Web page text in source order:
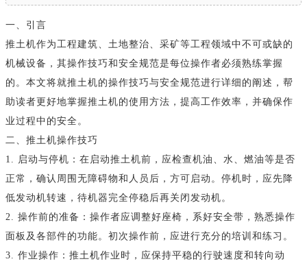
一、引言
推土机作为工程建筑、土地整治、采矿等工程领域中不可或缺的
机械设备，其操作技巧和安全规范是每位操作者必须熟练掌握
的。本文将就推土机的操作技巧与安全规范进行详细的阐述，帮
助读者更好地掌握推土机的使用方法，提高工作效率，并确保作
业过程中的安全。
二、推土机操作技巧
1. 启动与停机：在启动推土机前，应检查机油、水、燃油等是否
正常，确认周围无障碍物和人员后，方可启动。停机时，应先降
低发动机转速，待机器完全停稳后再关闭发动机。
2. 操作前的准备：操作者应调整好座椅，系好安全带，熟悉操作
面板及各部件的功能。初次操作前，应进行充分的培训和练习。
3. 作业操作：推土机作业时，应保持平稳的行驶速度和转向动